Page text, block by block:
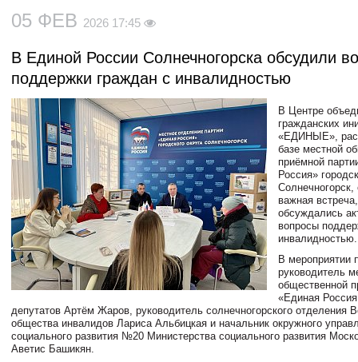
05 ФЕВ 2026 17:45
В Единой России Солнечногорска обсудили
поддержки граждан с инвалидностью
В Центре
гражданских
«ЕДИНЫЕ»,
базе местной
приёмной
Россия»
Солнечногорск,
важная
обсуждались
вопросы
инвалидностью.
В мероприятии
руководитель
общественной
«Единая
депутатов Артём Жаров, руководитель солнечногорского отделения
общества инвалидов Лариса Альбицкая и начальник окружного
социального развития №20 Министерства социального развития
Аветис Башикян.